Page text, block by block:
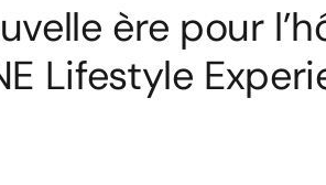
ère pour
Lifestyle